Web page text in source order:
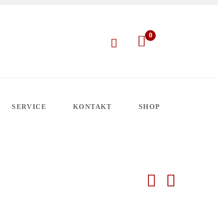
0
SERVICE KONTAKT SHOP